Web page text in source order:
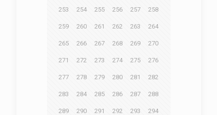
253 254 255 256 257 258
259 260 261 262 263 264
265 266 267 268 269 270
271 272 273 274 275 276
277 278 279 280 281 282
283 284 285 286 287 288
289 290 291 292 293 294